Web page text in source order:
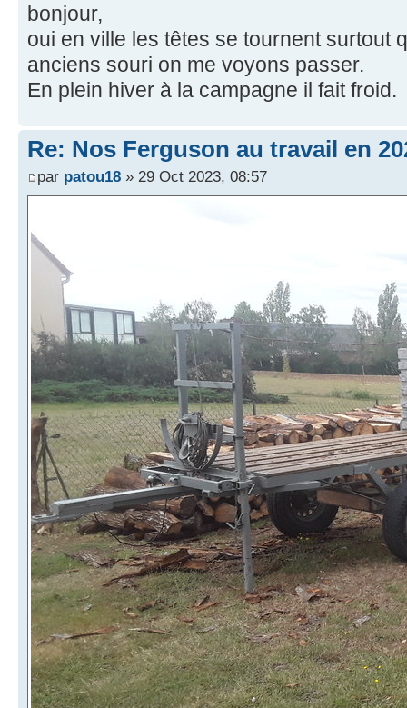
bonjour,
oui en ville les têtes se tournent surtout
anciens souri on me voyons passer.
En plein hiver à la campagne il fait froid.
Re: Nos Ferguson au travail en
par patou18 » 29 Oct 2023, 08:57